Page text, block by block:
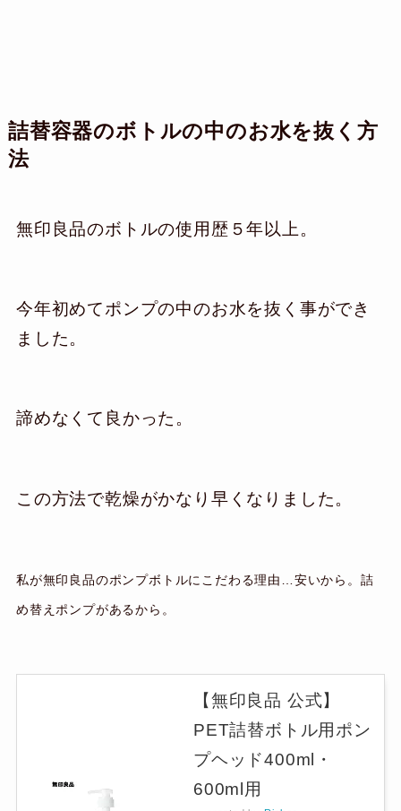
詰替容器のボトルの中のお水を抜く方
法
無印良品のボトルの使用歴５年以上。
今年初めてポンプの中のお水を抜く事ができ
ました。
諦めなくて良かった。
この方法で乾燥がかなり早くなりました。
私が無印良品のポンプボトルにこだわる理由…安いから。詰
め替えポンプがあるから。
【無印良品 公式】
PET詰替ボトル用ポン
プヘッド400ml・
600ml用